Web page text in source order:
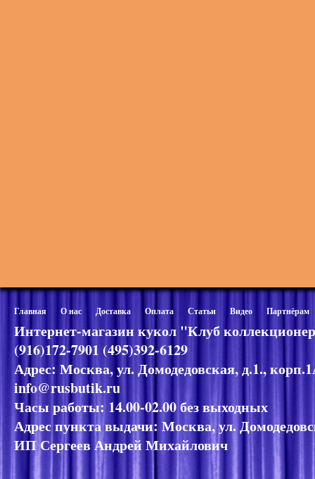
Главная О нас Доставка Оплата Статьи Видео Партнёрам
Интернет-магазин кукол "Клуб
(916)172-7901 (495)392-6129
Адрес: Москва, ул. Домодедовская, д.1.,
info@rusbutik.ru
Часы работы: 14.00-02.00 без выходных
Адрес пункта выдачи: Москва, ул.
ИП Сергеев Андрей Михайлович